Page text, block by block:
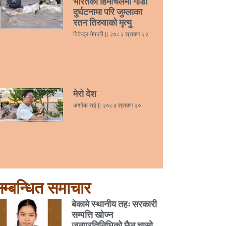
दुर्घटनामा परि जुम्लाका
रतन तिरुवाको मृत्यु
विवेन्द्र नेपाली २०८२ श्रावण २२
मेरो देश
अशोक राई २०८३ श्रावण २०
समाचार
बेकामे स्थानीय तहः सरकारी
सम्पत्ति खोज्न